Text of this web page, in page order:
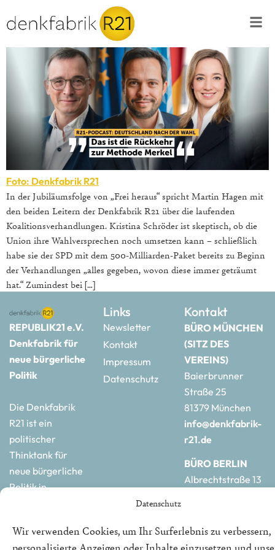
Datenschutz
Wir verwenden Cookies, um Ihr Surferlebnis zu verbessern,
Foto: Denkfabrik R21
In der Jubiläumsfolge von „Frei heraus“ spricht Martin Hagen mit
den beiden Leitern der Denkfabrik R21 über die laufenden
Koalitionsverhandlungen. Kristina Schröder ist skeptisch, ob die
Union ihre Wahlversprechen noch umsetzen kann – schließlich
habe sie der SPD mit dem 500-Milliarden-Paket bereits zu Beginn
der Verhandlungen „alles gegeben, wovon diese immer geträumt
hat.“ Zumindest bei […]
REPUBLIK21 e.V.
Denkfabrik für
neue bürgerliche
Politik
Die Denkfabrik
R21 ist ein
politischer
Thinktank für
neue bürgerliche
Politik in
Links
Newsletter
Kontakt
Impressum
Datenschutz
Kontakt
BÜRO MÜNCHEN
(SITZ DES
VEREINS)
Baierbrunner
Straße 25
81379 München
info@denkfabrik-
r21.de
BÜRO BERLIN
Albrechtstraße 13
r21.de